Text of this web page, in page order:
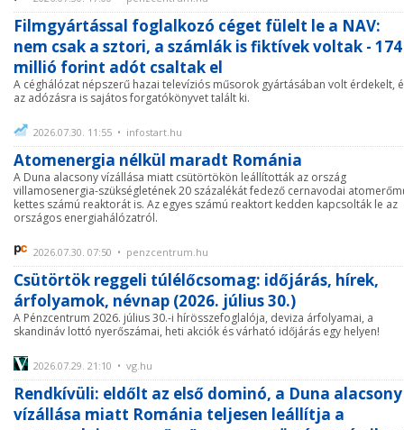
Filmgyártással foglalkozó céget fülelt le a NAV:
nem csak a sztori, a számlák is fiktívek voltak - 174
millió forint adót csaltak el
A céghálózat népszerű hazai televíziós műsorok gyártásában volt érdekelt,
az adózásra is sajátos forgatókönyvet talált ki.
2026.07.30. 11:55 • infostart.hu
Atomenergia nélkül maradt Románia
A Duna alacsony vízállása miatt csütörtökön leállították az ország
villamosenergia-szükségletének 20 százalékát fedező cernavodai
kettes számú reaktorát is. Az egyes számú reaktort kedden kapcsolták le az
országos energiahálózatról.
2026.07.30. 07:50 • penzcentrum.hu
Csütörtök reggeli túlélőcsomag: időjárás, hírek,
árfolyamok, névnap (2026. július 30.)
A Pénzcentrum 2026. július 30.-i hírösszefoglalója, deviza árfolyamai, a
skandináv lottó nyerőszámai, heti akciók és várható időjárás egy helyen!
2026.07.29. 21:10 • vg.hu
Rendkívüli: eldőlt az első dominó, a Duna alacsony
vízállása miatt Románia teljesen leállítja a